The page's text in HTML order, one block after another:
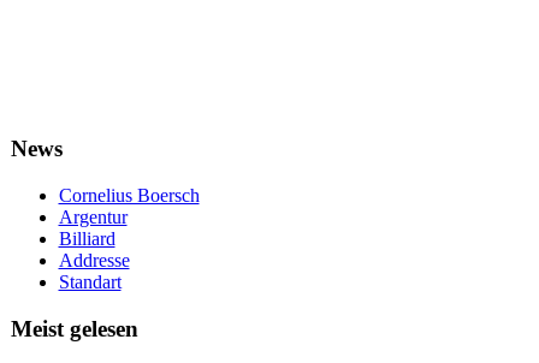
News
Cornelius Boersch
Argentur
Billiard
Addresse
Standart
Meist gelesen